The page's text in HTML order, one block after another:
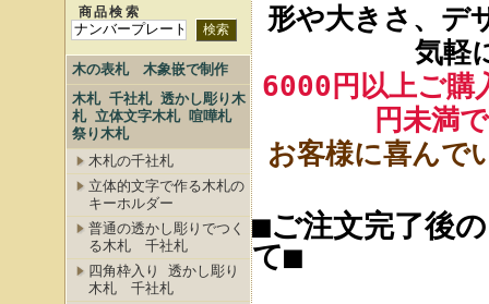
商品検索
木の表札 木象嵌で制作
木札 千社札 透かし彫り木
札 立体文字木札 喧嘩札
祭り木札
木札の千社札
立体的文字で作る木札の
キーホルダー
普通の透かし彫りでつく
る木札 千社札
四角枠入り 透かし彫り
木札 千社札
形や大きさ、デ
気軽
6000円以上ご
円未満
お客様に喜んで
■ご注文完了後
て■